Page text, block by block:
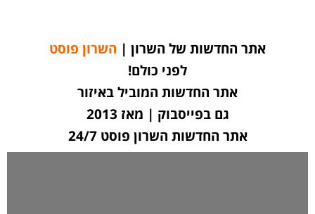
אתר החדשות של השרון | השרון פוסט
לפני כולם!
אתר החדשות המוביל באיזור
גם בפייסבוק | מאז 2013
אתר החדשות השרון פוסט 24/7
לחצו כאן ליצירת קשר